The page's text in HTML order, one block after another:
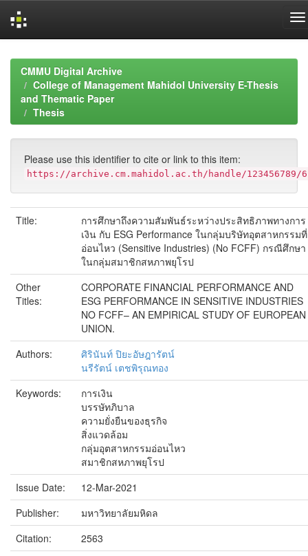
navigationCMMU Digital Archive
College of Management Mahidol University E-Thesis
and Thematic Paper
Thesis
Please use this identifier to cite or link to this item:
https://archive.cm.mahidol.ac.th/handle/123456789/6
Title:
การศึกษาถึงความสัมพันธ์ระหว่างประสิทธิภาพทางการ
เงิน กับ ESG Performance ในกลุ่มบริษัทอุตสาหกรรมที่
อ่อนไหว (Sensitive Industries) (No FCFF) กรณีศึกษา
ในกลุ่มสมาชิกสหภาพยุโรป
Other
Titles:
CORPORATE FINANCIAL PERFORMANCE AND
ESG PERFORMANCE IN SENSITIVE INDUSTRIES
NO FCFF– AN EMPIRICAL STUDY OF EUROPEAN
UNION.
Authors:
ศิรินันท์ ปิยะอัษฎารัตน์
นรีรัตน์ เตชพิรุณทอง
Keywords:
การเงิน
บรรษัทภิบาล
ความยั่งยืนของธุรกิจ
สิ่งแวดล้อม
กลุ่มอุตสาหกรรมอ่อนไหว
สมาชิกสหภาพยุโรป
Issue Date:
12-Mar-2021
Publisher:
มหาวิทยาลัยมหิดล
Citation:
2563